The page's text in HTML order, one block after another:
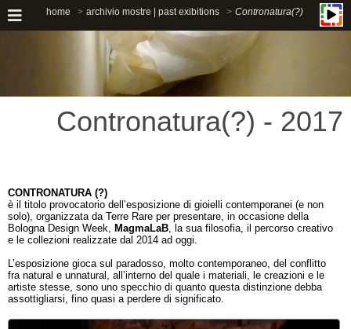
home archivio mostre | past exibitions Contronatura(?)
Contronatura(?) - 2017
CONTRONATURA (?)
è il titolo provocatorio dell’esposizione di gioielli contemporanei (e non
solo), organizzata da Terre Rare per presentare, in occasione della
Bologna Design Week, MagmaLaB , la sua filosofia, il percorso creativo
e le collezioni realizzate dal 2014 ad oggi.
L’esposizione gioca sul paradosso, molto contemporaneo, del conflitto
fra natural e unnatural, all’interno del quale i materiali, le creazioni e le
artiste stesse, sono uno specchio di quanto questa distinzione debba
assottigliarsi, fino quasi a perdere di significato.